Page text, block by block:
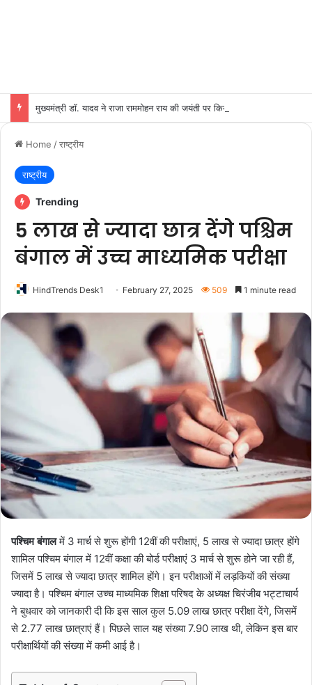
मुख्यमंत्री डॉ. यादव ने राजा राममोहन राय की जयंती पर किया नमन
Home /राष्ट्रीय
राष्ट्रीय
Trending
5 लाख से ज्यादा छात्र देंगे पश्चिम
बंगाल में उच्च माध्यमिक परीक्षा
HindTrends Desk1 February 27, 2025 509 1 minute read
पश्चिम बंगालमें 3 मार्च से शुरू होंगी 12वीं की परीक्षाएं, 5 लाख से ज्यादा छात्र होंगे
शामिल पश्चिम बंगाल में 12वीं कक्षा की बोर्ड परीक्षाएं 3 मार्च से शुरू होने जा रही हैं,
जिसमें 5 लाख से ज्यादा छात्र शामिल होंगे। इन परीक्षाओं में लड़कियों की संख्या
ज्यादा है। पश्चिम बंगाल उच्च माध्यमिक शिक्षा परिषद के अध्यक्ष चिरंजीब भट्टाचार्य
ने बुधवार को जानकारी दी कि इस साल कुल 5.09 लाख छात्र परीक्षा देंगे, जिसमें
से 2.77 लाख छात्राएं हैं। पिछले साल यह संख्या 7.90 लाख थी, लेकिन इस बार
परीक्षार्थियों की संख्या में कमी आई है।